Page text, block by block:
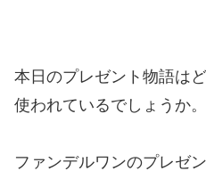
本日のプレゼント物語は
使われているでしょうか。
ファンデルワンのプレゼ